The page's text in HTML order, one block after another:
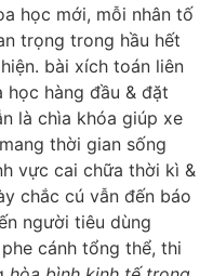
học mới, mỗi nhân tố
trọng trong hầu hết
bài xích toán liên
hàng đầu & đặt
là chìa khóa giúp xe
thời gian sống
vực cai chữa thời kì &
chắc cú vẫn đến báo
người tiêu dùng
cánh tổng thể, thi